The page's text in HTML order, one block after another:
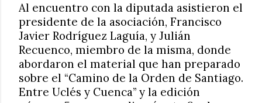
Al encuentro con la diputada asistieron el
presidente de la asociación, Francisco
Javier Rodríguez Laguía, y Julián
Recuenco, miembro de la misma, donde
abordaron el material que han preparado
sobre el “Camino de la Orden de Santiago.
Entre Uclés y Cuenca” y la edición